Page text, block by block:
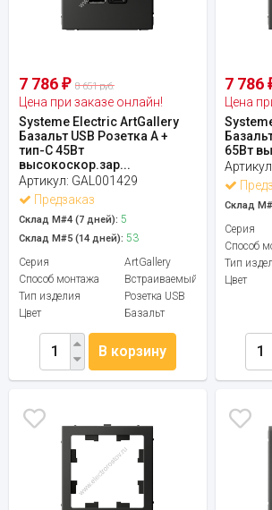
7 786 ₽ 8 651 руб.
Цена при заказе онлайн!
Systeme Electric ArtGallery
Базальт USB Розетка A +
тип-C 45Вт
высокоскор.зар...
Артикул: GAL001429
Предзаказ
Склад М#4 (7 дней): 5
Склад М#5 (14 дней): 53
Серия
ArtGallery
Способ монтажа
Встраиваемый
Тип изделия
Розетка USB
Цвет
Базальт
В корзину
7 786
Цена
65Вт
Склад
Серия
Способ
Тип
Цвет